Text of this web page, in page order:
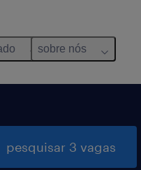
sobre nós
pesquisar 3 vagas